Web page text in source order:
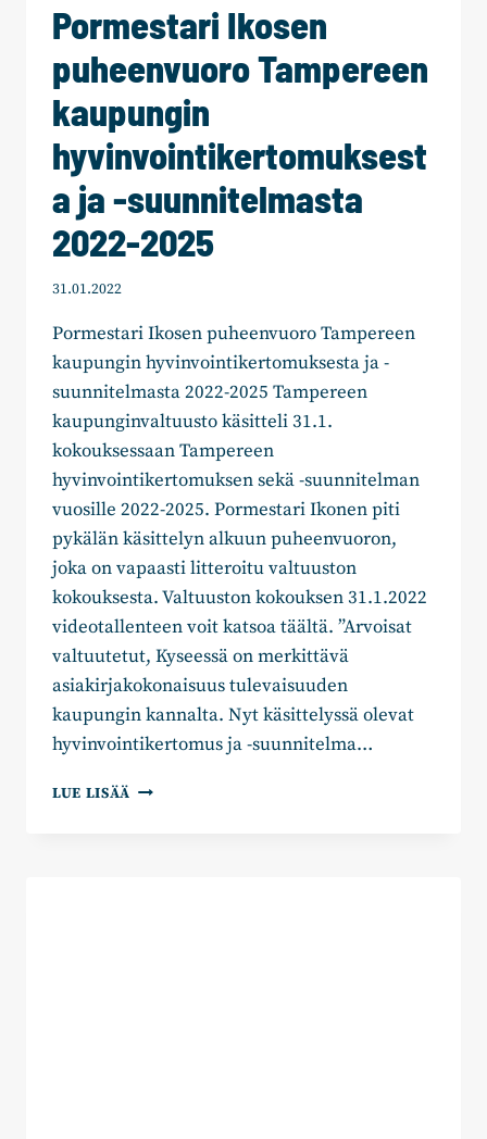
Pormestari Ikosen
puheenvuoro Tampereen
kaupungin
hyvinvointikertomuksest
a ja -suunnitelmasta
2022-2025
31.01.2022
Pormestari Ikosen puheenvuoro Tampereen
kaupungin hyvinvointikertomuksesta ja -
suunnitelmasta 2022-2025 Tampereen
kaupunginvaltuusto käsitteli 31.1.
kokouksessaan Tampereen
hyvinvointikertomuksen sekä -suunnitelman
vuosille 2022-2025. Pormestari Ikonen piti
pykälän käsittelyn alkuun puheenvuoron,
joka on vapaasti litteroitu valtuuston
kokouksesta. Valtuuston kokouksen 31.1.2022
videotallenteen voit katsoa täältä. ”Arvoisat
valtuutetut, Kyseessä on merkittävä
asiakirjakokonaisuus tulevaisuuden
kaupungin kannalta. Nyt käsittelyssä olevat
hyvinvointikertomus ja -suunnitelma…
LUE LISÄÄ PORMESTARI